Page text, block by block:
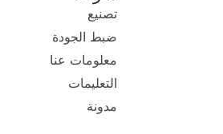
تصنيع
ضبط الجودة
معلومات عنا
التعليمات
مدونة